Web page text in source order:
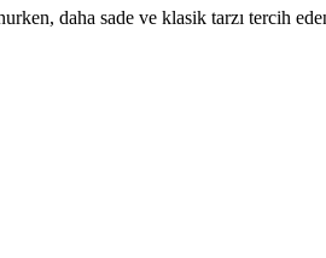
daha sade ve klasik tarzı tercih